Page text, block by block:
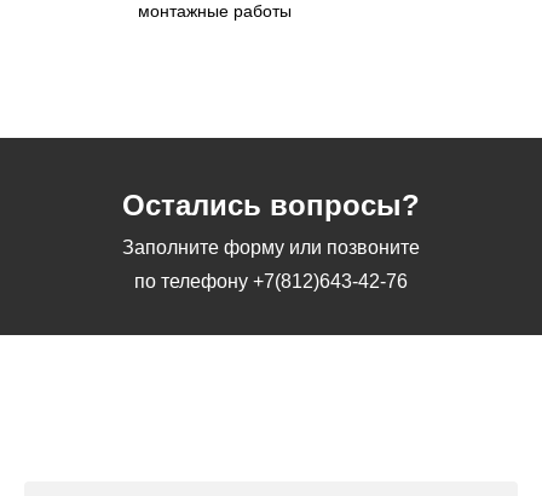
монтажные работы
Остались вопросы?
Заполните форму или позвоните
по телефону +7(812)643-42-76